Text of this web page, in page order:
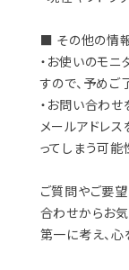
■ その他の情
・お使いのモ
すので、予めご
・お問い合わせ
メールアドレ
ってしまう可能
ご質問やご要
合わせからお
第一に考え、心